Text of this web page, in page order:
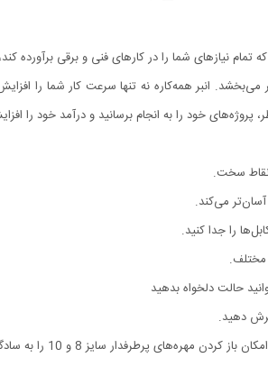
که تمام نیازهای شما را در کارهای فنی و برقی
انبر همه‌کاره نه تنها سرعت کار شما را
پروژه‌های خود را به انجام برسانید و درآمد خود را
نقاط سخت.
می‌کند.
را جدا کنید.
مختلف.
حالت دلخواه بدهید
برش دهید.
سایز 8 و 10 را به سادگی فراهم می‌کند. این